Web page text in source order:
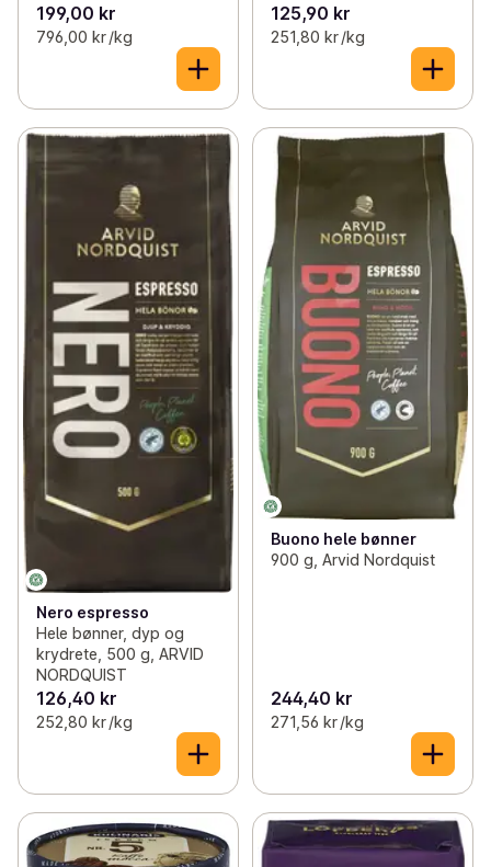
199,00 kr
796,00 kr /kg
125,90 kr
251,80 kr /kg
Nero espresso
Hele bønner, dyp og
krydrete, 500 g, ARVID
NORDQUIST
126,40 kr
252,80 kr /kg
Buono hele bønner
900 g, Arvid Nordquist
244,40 kr
271,56 kr /kg